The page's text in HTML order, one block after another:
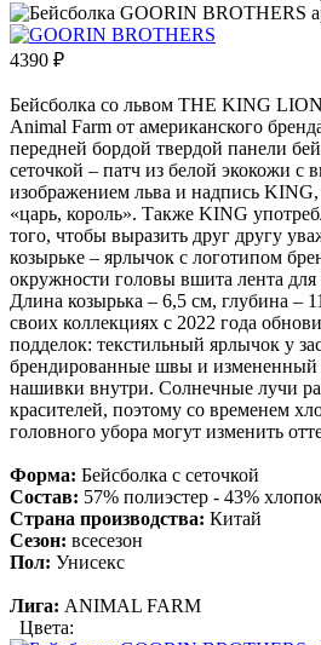
4390 ₽
Бейсболка со львом THE KING
Animal Farm от американского
передней бордой твердой панели
сеточкой – патч из белой экокожи с
изображением льва и надпись KING,
«царь, король». Также KING
того, чтобы выразить друг другу
козырьке – ярлычок с логотипом
окружности головы вшита лента
Длина козырька – 6,5 см, глубина –
своих коллекциях с 2022 года
подделок: текстильный ярлычок у
брендированные швы и
нашивки внутри. Солнечные лучи
красителей, поэтому со временем
головного убора могут изменить
Форма: Бейсболка с сеточкой
Состав: 57% полиэстер - 43%
Страна производства: Китай
Сезон: всесезон
Пол: Унисекс
Лига: ANIMAL FARM
Цвета: